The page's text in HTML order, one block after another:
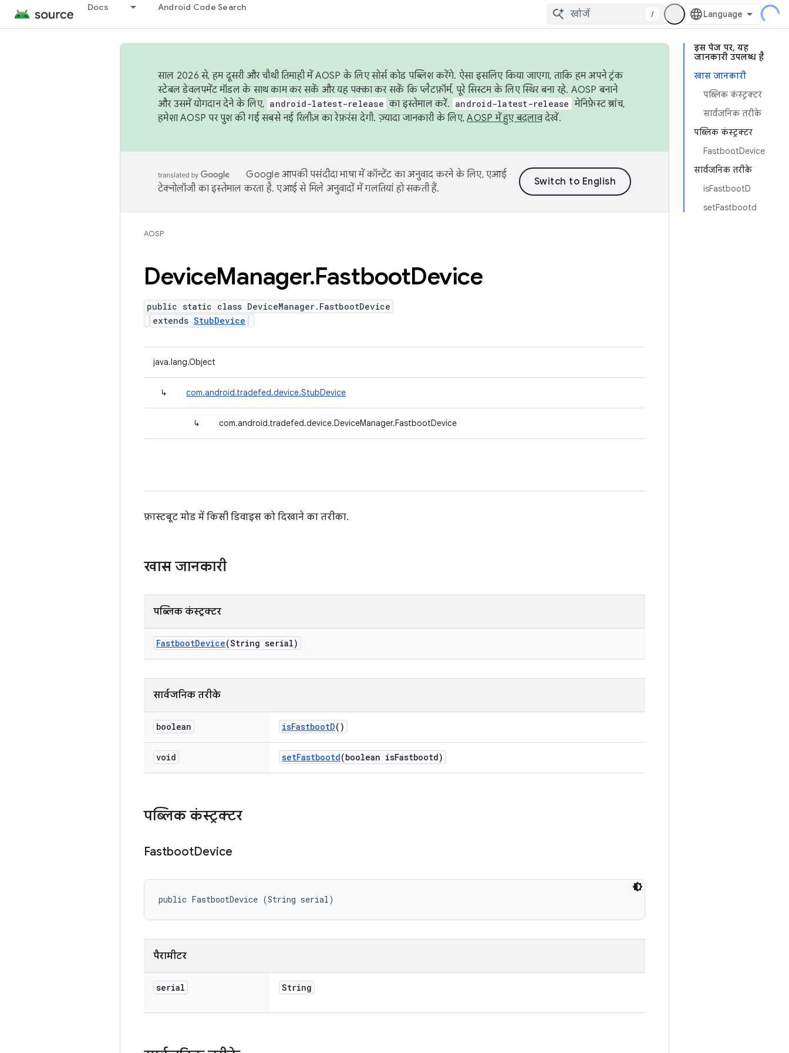
Docs Android Code Search
/
इस पेज पर, यह
जानकारी उपलब्ध है
खास जानकारी
पब्लिक कंस्ट्रक्टर
सार्वजनिक तरीके
पब्लिक कंस्ट्रक्टर
FastbootDevice
सार्वजनिक तरीके
isFastbootD
setFastbootd
साल 2026 से, हम दूसरी और चौथी तिमाही में AOSP के लिए सोर्स कोड पब्लिश करेंगे. ऐसा इसलिए किया जाएगा, ताकि हम अपने ट्रंक
स्टेबल डेवलपमेंट मॉडल के साथ काम कर सकें और यह पक्का कर सकें कि प्लैटफ़ॉर्म, पूरे सिस्टम के लिए स्थिर बना रहे. AOSP बनाने
और उसमें योगदान देने के लिए, android-latest-release का इस्तेमाल करें. android-latest-release मेनिफ़ेस्ट ब्रांच,
हमेशा AOSP पर पुश की गई सबसे नई रिलीज़ का रेफ़रंस देगी. ज़्यादा जानकारी के लिए,AOSP में हुए बदलावदेखें.
Google आपकी पसंदीदा भाषा में कॉन्टेंट का अनुवाद करने के लिए, एआई
टेक्नोलॉजी का इस्तेमाल करता है. एआई से मिले अनुवादों में गलतियां हो सकती हैं.
AOSP
DeviceManager.FastbootDevice
public static class DeviceManager.FastbootDevice
extends StubDevice
java.lang.Object
↳ com.android.tradefed.device.StubDevice
↳ com.android.tradefed.device.DeviceManager.FastbootDevice
फ़ास्टबूट मोड में किसी डिवाइस को दिखाने का तरीका.
खास जानकारी
पब्लिक कंस्ट्रक्टर
FastbootDevice(String serial)
सार्वजनिक तरीके
boolean isFastbootD()
void setFastbootd(boolean isFastbootd)
पब्लिक कंस्ट्रक्टर
FastbootDevice
public FastbootDevice (String serial)
पैरामीटर
serial String